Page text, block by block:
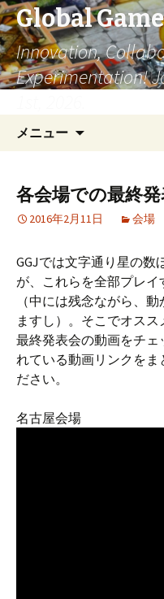
Global
Innovation,
Experimentation!
メニュー
ツ
へ
動
各会場での最終
2016年2月11日 会場
GGJでは文字通り星の数
が、これらを全部プレ
（中には残念ながら、
ますし）。そこでオス
最終発表会の動画をチェ
れている動画リンクをま
ださい。
名古屋会場